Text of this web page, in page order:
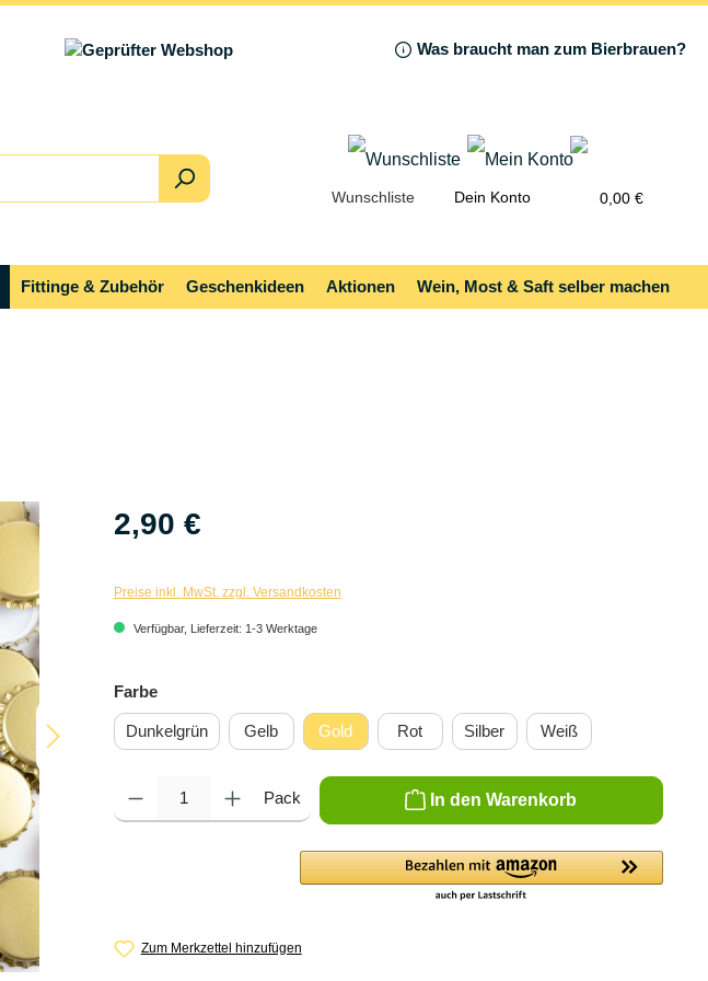
Was braucht man zum Bierbrauen?
Wunschliste Dein Konto 0,00 €
Fittinge & Zubehör Geschenkideen Aktionen Wein, Most & Saft selber machen
2,90 €
Preise inkl. MwSt. zzgl. Versandkosten
Verfügbar, Lieferzeit: 1-3 Werktage
Farbeauswählen
Dunkelgrün Gelb Gold Rot Silber Weiß
Produkt Anzahl: Gib den gewünschten Wert ein oder benutze die Schaltflächen um die Anzahl zu
Pack In den Warenkorb
Zum Merkzettel hinzufügen